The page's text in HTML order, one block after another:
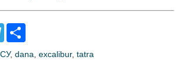
T
e
r
, dana excalibur, tatra